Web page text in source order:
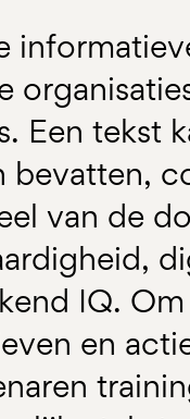
Een tekst
bevatten,
van de
IQ.
en